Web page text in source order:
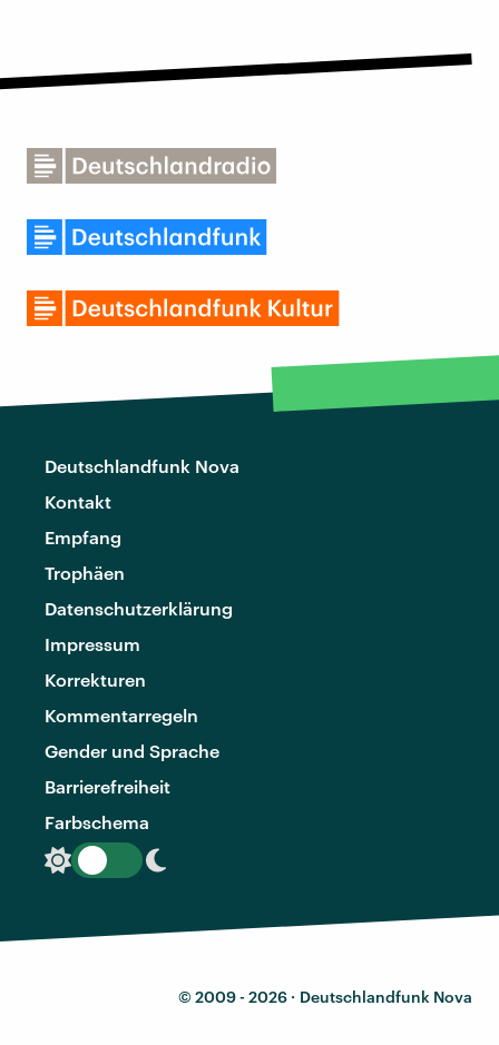
Deutschlandfunk Nova
Kontakt
Empfang
Trophäen
Datenschutzerklärung
Impressum
Korrekturen
Kommentarregeln
Gender und Sprache
Barrierefreiheit
Farbschema
© 2009 - 2026 · Deutschlandfunk Nova